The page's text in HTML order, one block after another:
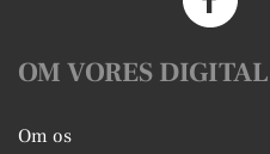
OM VORES DIGITAL
Om os